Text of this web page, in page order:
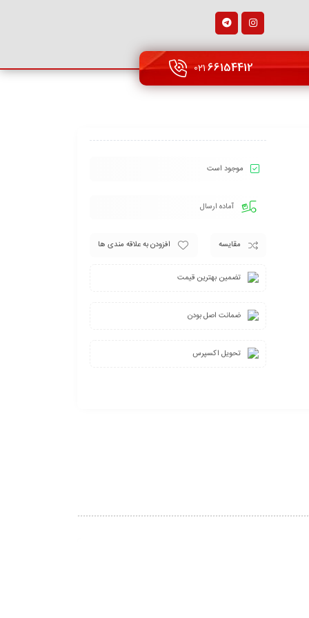
66154412
021
موجود است
آماده ارسال
مقایسه افزودن به علاقه مندی ها
تضمین بهترین قیمت
ضمانت اصل بودن
تحویل اکسپرس